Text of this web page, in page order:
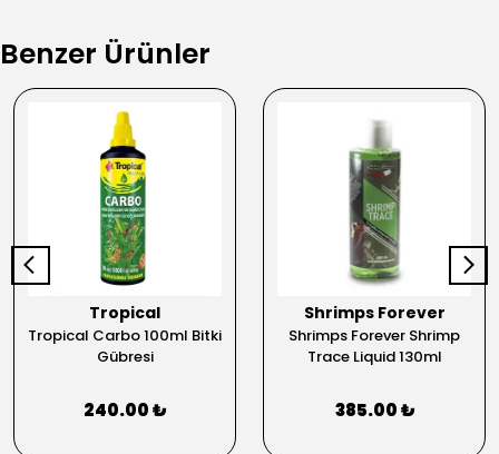
Benzer Ürünler
Tropical
Tropical Carbo 100ml Bitki
Gübresi
240.00 ₺
Shrimps Forever
Shrimps Forever Shrimp
Trace Liquid 130ml
385.00 ₺